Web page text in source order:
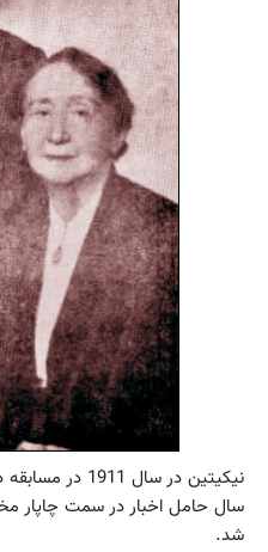
نیکیتین در
سال حامل اخبار در سمت چاپار
شد.